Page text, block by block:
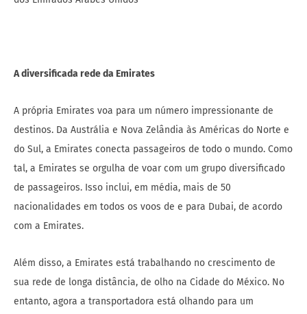
A diversificada rede da Emirates
A própria Emirates voa para um número impressionante de
destinos. Da Austrália e Nova Zelândia às Américas do Norte e
do Sul, a Emirates conecta passageiros de todo o mundo. Como
tal, a Emirates se orgulha de voar com um grupo diversificado
de passageiros. Isso inclui, em média, mais de 50
nacionalidades em todos os voos de e para Dubai, de acordo
com a Emirates.
Além disso, a Emirates está trabalhando no crescimento de
sua rede de longa distância, de olho na Cidade do México. No
entanto, agora a transportadora está olhando para um